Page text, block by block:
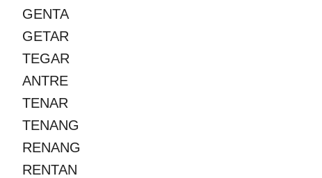
GENTA
GETAR
TEGAR
ANTRE
TENAR
TENANG
RENANG
RENTAN